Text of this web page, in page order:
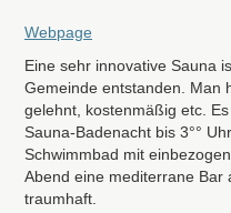
Webpage
Eine sehr innovative Sauna
Gemeinde entstanden. Man
gelehnt, kostenmäßig etc.
Sauna-Badenacht bis 3°°
Schwimmbad mit
Abend eine mediterrane Bar
traumhaft.